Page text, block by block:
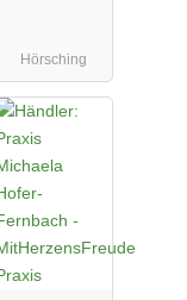
Hörsching